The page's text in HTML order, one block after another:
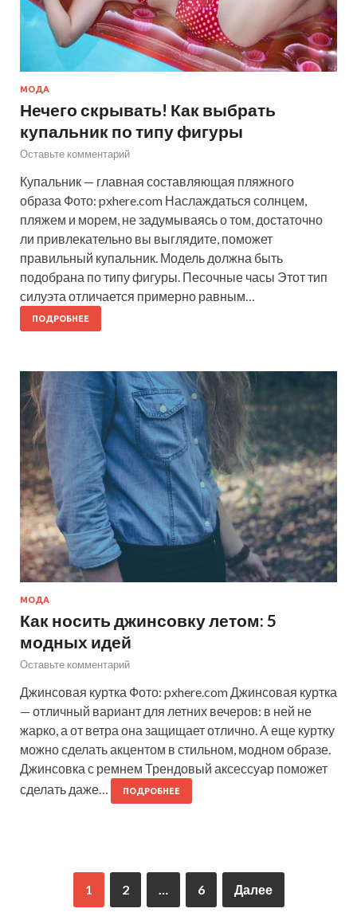
МОДА
Нечего скрывать! Как выбрать
купальник по типу фигуры
Оставьте комментарий
Купальник — главная составляющая пляжного
образа Фото: pxhere.com Наслаждаться солнцем,
пляжем и морем, не задумываясь о том, достаточно
ли привлекательно вы выглядите, поможет
правильный купальник. Модель должна быть
подобрана по типу фигуры. Песочные часы Этот тип
силуэта отличается примерно равным…
ПОДРОБНЕЕ
МОДА
Как носить джинсовку летом: 5
модных идей
Оставьте комментарий
Джинсовая куртка Фото: pxhere.com Джинсовая куртка
— отличный вариант для летних вечеров: в ней не
жарко, а от ветра она защищает отлично. А еще куртку
можно сделать акцентом в стильном, модном образе.
Джинсовка с ремнем Трендовый аксессуар поможет
сделать даже…
ПОДРОБНЕЕ
1 2 … 6 Далее